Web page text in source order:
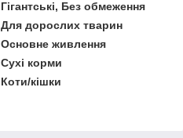
Гігантські, Без обмеження
Для дорослих тварин
Основне живлення
Сухі корми
Коти/кішки